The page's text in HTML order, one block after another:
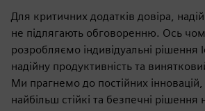
Для критичних додатків довіра,
не підлягають обговоренню. Ось
розробляємо індивідуальні рішення
надійну продуктивність та
Ми прагнемо до постійних
найбільш стійкі та безпечні рішення